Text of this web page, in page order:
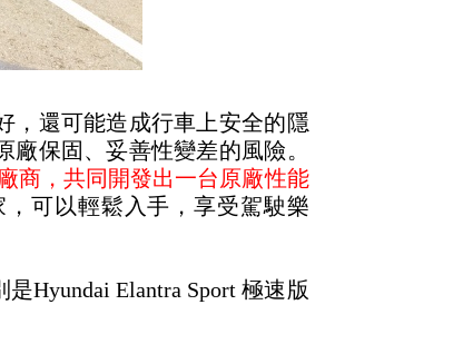
，還可能造成行車上安全的隱
保固、妥善性變差的風險。
商，共同開發出一台原廠性能
，可以輕鬆入手，享受駕駛樂
Hyundai Elantra Sport 極速版